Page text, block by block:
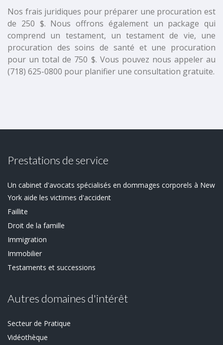
Nos frais juridiques pour préparer une procuration est
de 250 $. Nous offrons également un package qui
comprend un testament, un testament de vie, une
procuration des soins de santé et une procuration
pour un total de 750 $. Vous pouvez nous appeler au
(718) 625-0800 pour planifier une consultation gratuite.
Prestations de service
Un cabinet d'avocats spécialisés en dommages corporels à New
York aide les victimes d'accident
Faillite
Droit de la famille
Immigration
Immobilier
Testaments et successions
Autres domaines d'intérêt
Secteur de Pratique
Vidéothèque